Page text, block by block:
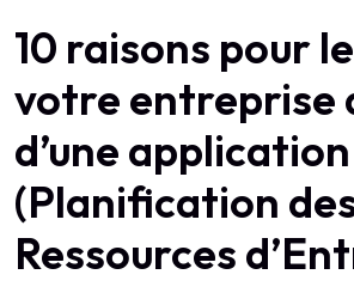
10 raisons pour
votre entreprise
d’une application
(Planification
Ressources